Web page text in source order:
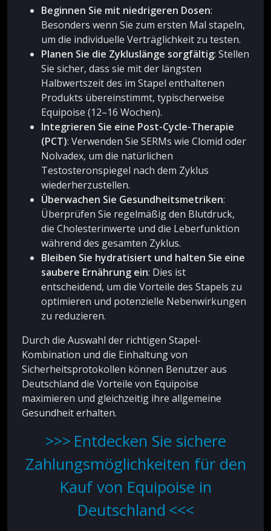
Beginnen Sie mit niedrigeren Dosen:
Besonders wenn Sie zum ersten Mal stapeln,
um die individuelle Verträglichkeit zu testen.
Planen Sie die Zykluslänge sorgfältig: Stellen
Sie sicher, dass sie mit der längsten
Halbwertszeit des im Stapel enthaltenen
Produkts übereinstimmt, typischerweise
Equipoise (12–16 Wochen).
Integrieren Sie eine Post-Cycle-Therapie
(PCT): Verwenden Sie SERMs wie Clomid oder
Nolvadex, um die natürlichen
Testosteronspiegel nach dem Zyklus
wiederherzustellen.
Überwachen Sie Gesundheitsmetriken:
Überprüfen Sie regelmäßig den Blutdruck,
die Cholesterinwerte und die Leberfunktion
während des gesamten Zyklus.
Bleiben Sie hydratisiert und halten Sie eine
saubere Ernährung ein: Dies ist
entscheidend, um die Vorteile des Stapels zu
optimieren und potenzielle Nebenwirkungen
zu reduzieren.
Durch die Auswahl der richtigen Stapel-
Kombination und die Einhaltung von
Sicherheitsprotokollen können Benutzer aus
Deutschland die Vorteile von Equipoise
maximieren und gleichzeitig ihre allgemeine
Gesundheit erhalten.
Entdecken Sie sichere
Zahlungsmöglichkeiten für den
Kauf von Equipoise in
Deutschland